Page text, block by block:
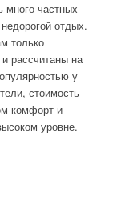
много частных
отдых.
только
рассчитаны на
у
стоимость
комфорт и
уровне.